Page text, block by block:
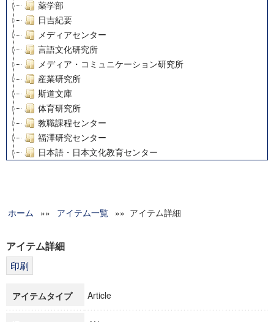
薬学部
日吉紀要
メディアセンター
言語文化研究所
メディア・コミュニケーション研究所
産業研究所
斯道文庫
体育研究所
教職課程センター
福澤研究センター
日本語・日本文化教育センター
グローバルリサーチインスティテュート
科学研究費補助金研究成果報告書
博士課程教育リーディングプログラム「超成熟社会発展のサ
ホーム »» アイテム一覧 »» アイテム詳細
アイテム詳細
アイテムタイプ Article